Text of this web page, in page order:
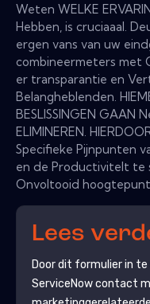
Weten WELKE
Hebben, is cruciaaal.
ergen vans van uw
combineermeters met
er transparantie en
Belangheblenden.
BESLISSINGEN GAAN
ELIMINEREN.
Specifieke Pijnpunten
en de ProductiviteIt te
Onvoltooid
Lees
Door dit formulier in
ServiceNowcontact